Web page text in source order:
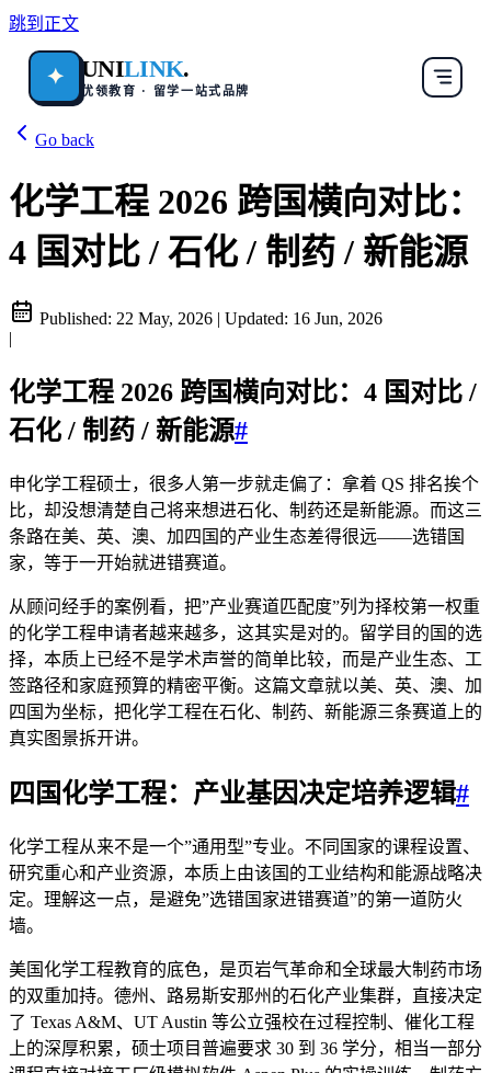
跳到正文
✦ UNILINK.
优领教育 · 留学一站式品牌
Go back
化学工程 2026 跨国横向对比：
4 国对比 / 石化 / 制药 / 新能源
Published: 22 May, 2026 | Updated: 16 Jun, 2026
|
化学工程 2026 跨国横向对比：4 国对比 /
石化 / 制药 / 新能源#
申化学工程硕士，很多人第一步就走偏了：拿着 QS 排名挨个
比，却没想清楚自己将来想进石化、制药还是新能源。而这三
条路在美、英、澳、加四国的产业生态差得很远——选错国
家，等于一开始就进错赛道。
从顾问经手的案例看，把”产业赛道匹配度”列为择校第一权重
的化学工程申请者越来越多，这其实是对的。留学目的国的选
择，本质上已经不是学术声誉的简单比较，而是产业生态、工
签路径和家庭预算的精密平衡。这篇文章就以美、英、澳、加
四国为坐标，把化学工程在石化、制药、新能源三条赛道上的
真实图景拆开讲。
四国化学工程：产业基因决定培养逻辑#
化学工程从来不是一个”通用型”专业。不同国家的课程设置、
研究重心和产业资源，本质上由该国的工业结构和能源战略决
定。理解这一点，是避免”选错国家进错赛道”的第一道防火
墙。
美国化学工程教育的底色，是页岩气革命和全球最大制药市场
的双重加持。德州、路易斯安那州的石化产业集群，直接决定
了 Texas A&M、UT Austin 等公立强校在过程控制、催化工程
上的深厚积累，硕士项目普遍要求 30 到 36 学分，相当一部分